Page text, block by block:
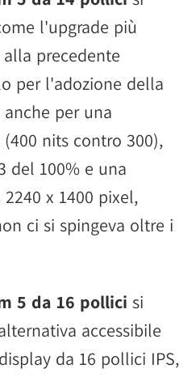
l'upgrade più
precedente
per l'adozione della
per una
nits contro 300),
del 100% e una
x 1400 pixel,
ci si spingeva oltre i
5 da 16 pollici si
accessibile
da 16 pollici IPS,